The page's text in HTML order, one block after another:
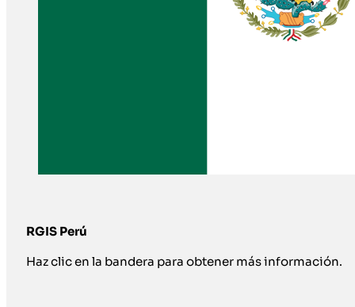
RGIS Perú
Haz clic en la bandera para obtener más información.